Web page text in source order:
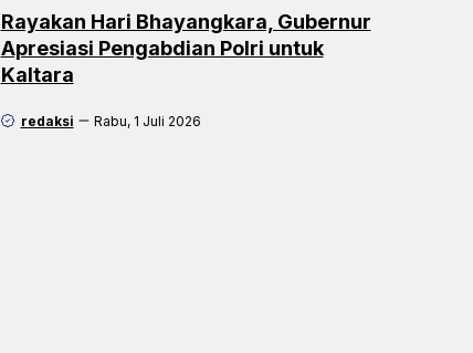
Rayakan Hari Bhayangkara, Gubernur
Apresiasi Pengabdian Polri untuk
Kaltara
redaksi Rabu, 1 Juli 2026